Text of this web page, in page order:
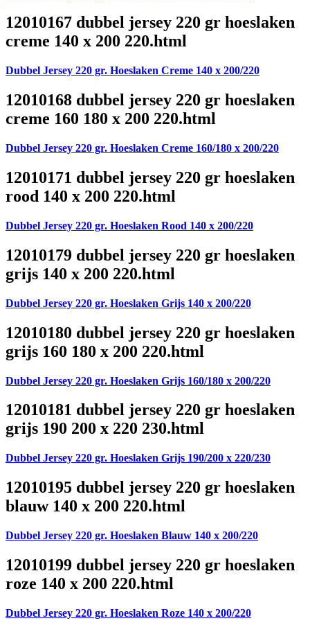
12010167 dubbel jersey 220 gr hoeslaken
creme 140 x 200 220.html
Dubbel Jersey 220 gr. Hoeslaken Creme 140 x 200/220
12010168 dubbel jersey 220 gr hoeslaken
creme 160 180 x 200 220.html
Dubbel Jersey 220 gr. Hoeslaken Creme 160/180 x 200/220
12010171 dubbel jersey 220 gr hoeslaken
rood 140 x 200 220.html
Dubbel Jersey 220 gr. Hoeslaken Rood 140 x 200/220
12010179 dubbel jersey 220 gr hoeslaken
grijs 140 x 200 220.html
Dubbel Jersey 220 gr. Hoeslaken Grijs 140 x 200/220
12010180 dubbel jersey 220 gr hoeslaken
grijs 160 180 x 200 220.html
Dubbel Jersey 220 gr. Hoeslaken Grijs 160/180 x 200/220
12010181 dubbel jersey 220 gr hoeslaken
grijs 190 200 x 220 230.html
Dubbel Jersey 220 gr. Hoeslaken Grijs 190/200 x 220/230
12010195 dubbel jersey 220 gr hoeslaken
blauw 140 x 200 220.html
Dubbel Jersey 220 gr. Hoeslaken Blauw 140 x 200/220
12010199 dubbel jersey 220 gr hoeslaken
roze 140 x 200 220.html
Dubbel Jersey 220 gr. Hoeslaken Roze 140 x 200/220